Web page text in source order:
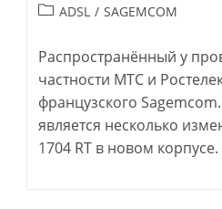
Рубрика
ADSL / SAGEMCOM
Распространённый у
частности МТС и
французского Sagemcom.
является несколько
1704 RT в новом корпусе.